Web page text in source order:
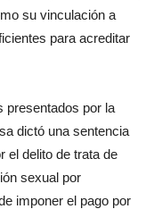
su vinculación a
para acreditar
presentados por la
dictó una sentencia
el delito de trata de
sexual por
imponer el pago por